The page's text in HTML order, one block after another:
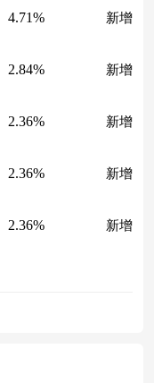
4.71% 新增
2.84% 新增
2.36% 新增
2.36% 新增
2.36% 新增